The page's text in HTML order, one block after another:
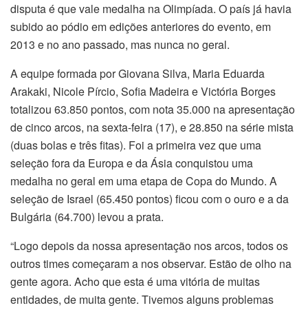
disputa é que vale medalha na Olimpíada. O país já havia
subido ao pódio em edições anteriores do evento, em
2013 e no ano passado, mas nunca no geral.
A equipe formada por Giovana Silva, Maria Eduarda
Arakaki, Nicole Pírcio, Sofia Madeira e Victória Borges
totalizou 63.850 pontos, com nota 35.000 na apresentação
de cinco arcos, na sexta-feira (17), e 28.850 na série mista
(duas bolas e três fitas). Foi a primeira vez que uma
seleção fora da Europa e da Ásia conquistou uma
medalha no geral em uma etapa de Copa do Mundo. A
seleção de Israel (65.450 pontos) ficou com o ouro e a da
Bulgária (64.700) levou a prata.
“Logo depois da nossa apresentação nos arcos, todos os
outros times começaram a nos observar. Estão de olho na
gente agora. Acho que esta é uma vitória de muitas
entidades, de muita gente. Tivemos alguns problemas